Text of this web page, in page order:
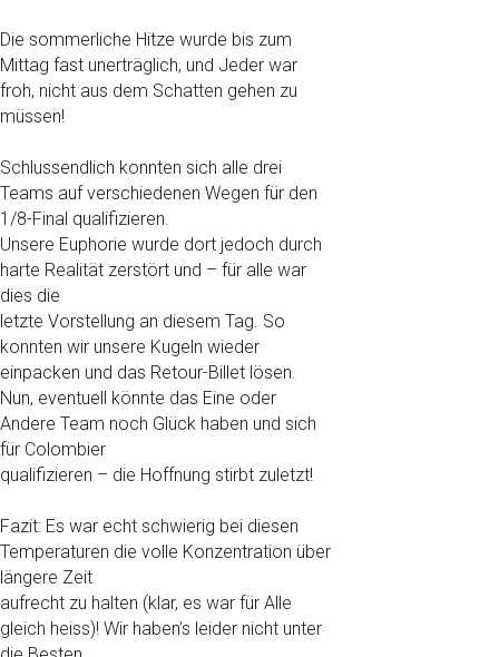
Die sommerliche Hitze wurde bis zum
Mittag fast unerträglich, und Jeder war
froh, nicht aus dem Schatten gehen zu
müssen!
Schlussendlich konnten sich alle drei
Teams auf verschiedenen Wegen für den
1/8-Final qualifizieren.
Unsere Euphorie wurde dort jedoch durch
harte Realität zerstört und – für alle war
dies die
letzte Vorstellung an diesem Tag. So
konnten wir unsere Kugeln wieder
einpacken und das Retour-Billet lösen.
Nun, eventuell könnte das Eine oder
Andere Team noch Glück haben und sich
für Colombier
qualifizieren – die Hoffnung stirbt zuletzt!
Fazit: Es war echt schwierig bei diesen
Temperaturen die volle Konzentration über
längere Zeit
aufrecht zu halten (klar, es war für Alle
gleich heiss)! Wir haben’s leider nicht unter